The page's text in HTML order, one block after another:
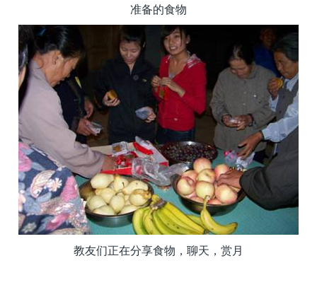
准备的食物
教友们正在分享食物，聊天，赏月